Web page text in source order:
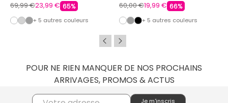
69,99 €23,99 € 65%
+ 5 autres couleurs
60,00 €19,99 € 66%
+ 5 autres couleurs
POUR NE RIEN MANQUER DE NOS PROCHAINS
ARRIVAGES, PROMOS & ACTUS